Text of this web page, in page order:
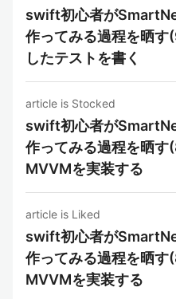
swift初心者が
作ってみる過程を晒
したテストを書く
article is Stocked
swift初心者が
作ってみる過程を晒
MVVMを実装する
article is Liked
swift初心者が
作ってみる過程を晒
MVVMを実装する